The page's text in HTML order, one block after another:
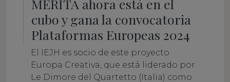
MERITA ahora está en el
cubo y gana la convocatoria
Plataformas Europeas 2024
El IEJH es socio de este proyecto
Europa Creativa, que está liderado por
Le Dimore del Quartetto (Italia) como